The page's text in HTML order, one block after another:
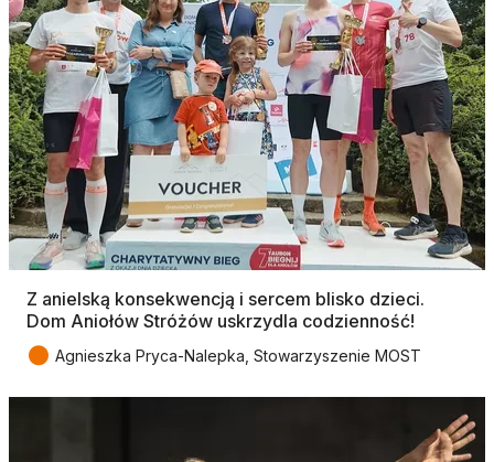
Z anielską konsekwencją i sercem blisko dzieci.
Dom Aniołów Stróżów uskrzydla codzienność!
● Agnieszka Pryca-Nalepka, Stowarzyszenie MOST